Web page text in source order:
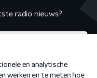
radio nieuws?